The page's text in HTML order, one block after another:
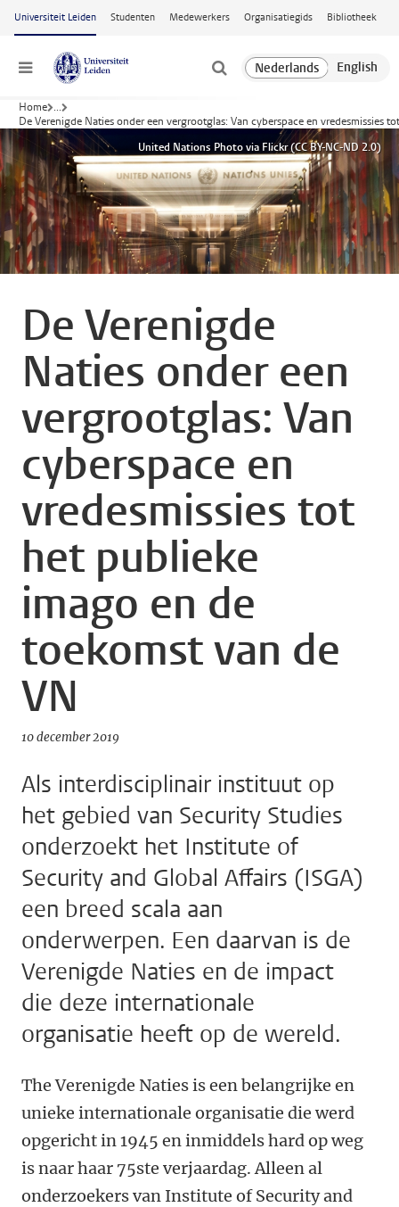
Ga naar hoofdinhoud
Universiteit Leiden Studenten Medewerkers Organisatiegids Bibliotheek
Menu
Home ...
De Verenigde Naties onder een vergrootglas: Van cyberspace en vredesmissies
United Nations Photo via Flickr (CC BY-NC-ND 2.0)
De Verenigde
Naties onder een
vergrootglas: Van
cyberspace en
vredesmissies tot
het publieke
imago en de
toekomst van de
VN
10 december 2019
Als interdisciplinair instituut op
het gebied van Security Studies
onderzoekt het Institute of
Security and Global Affairs (ISGA)
een breed scala aan
onderwerpen. Een daarvan is de
Verenigde Naties en de impact
die deze internationale
organisatie heeft op de wereld.
The Verenigde Naties is een belangrijke en
unieke internationale organisatie die werd
opgericht in 1945 en inmiddels hard op weg
is naar haar 75ste verjaardag. Alleen al
onderzoekers van Institute of Security and